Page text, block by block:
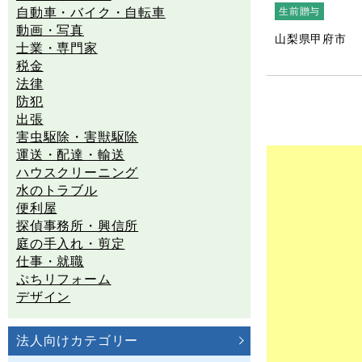
自動車・バイク・自転車
動画・写真
士業・専門家
税金
法律
防犯
出張
害虫駆除・害獣駆除
運送・配達・輸送
ハウスクリーニング
水のトラブル
便利屋
探偵事務所・興信所
庭の手入れ・剪定
仕事・就職
ぷちリフォーム
デザイン
法人向けカテゴリー
生前贈与
山梨県甲府市